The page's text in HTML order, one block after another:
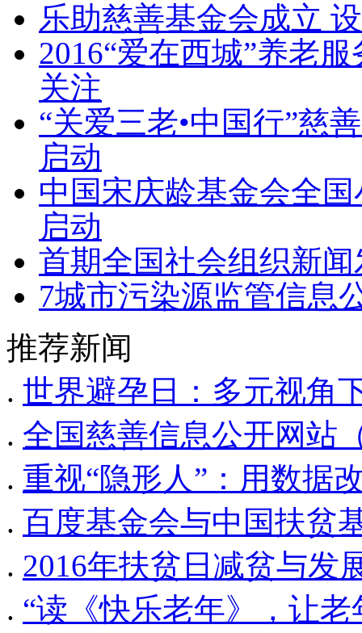
乐助慈善基金会成立
2016“爱在西城”养老
关注
“关爱三老•中国行”
启动
中国宋庆龄基金会全
启动
首期全国社会组织新
7城市污染源监管信息
推荐新闻
. 世界避孕日：多元视角
. 全国慈善信息公开网站
. 重视“隐形人”：用数据
. 百度基金会与中国扶贫
. 2016年扶贫日减贫与
. “读《快乐老年》，让